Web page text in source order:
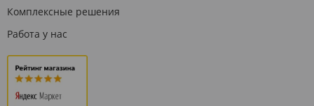
Комплексные решения
Работа у нас